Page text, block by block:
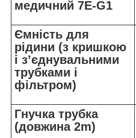
медичний 7E-G1
Ємність для
рідини (з кришкою
і з’єднувальними
трубками і
фільтром)
Гнучка трубка
(довжина 2m)